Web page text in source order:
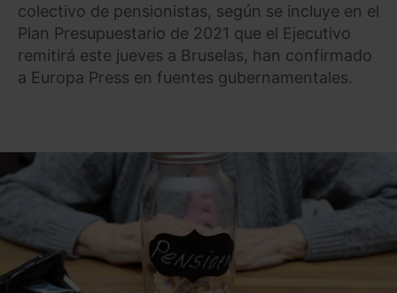
colectivo de pensionistas, según se incluye en el
Plan Presupuestario de 2021 que el Ejecutivo
remitirá este jueves a Bruselas, han confirmado
a Europa Press en fuentes gubernamentales.